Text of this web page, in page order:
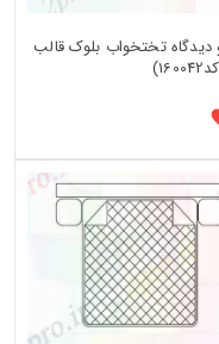
دیدگاه تختخواب بلوک قالب